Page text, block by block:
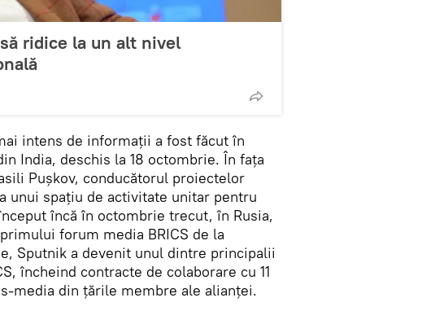
ridice la un alt nivel
intens de informații a fost făcut în
India, deschis la 18 octombrie. În fața
Pușkov, conducătorul proiectelor
unui spațiu de activitate unitar pentru
încă în octombrie trecut, în Rusia,
forum media BRICS de la
Sputnik a devenit unul dintre principalii
încheind contracte de colaborare cu 11
media din țările membre ale alianței.